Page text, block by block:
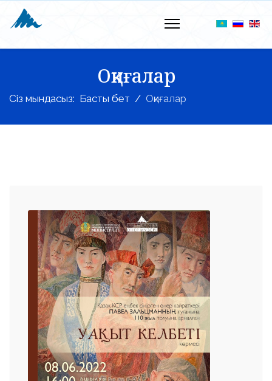
Оқиғалар
Сіз мындасыз: Басты бет Оқиғалар